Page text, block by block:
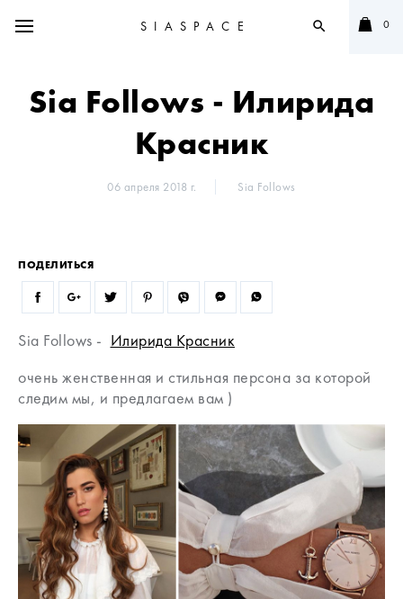
SIASPACE search 0
Sia Follows - Илирида
Красник
06 апреля 2018 г. Sia Follows
ПОДЕЛИТЬСЯ
Sia Follows - Илирида Красник
очень женственная и стильная персона за которой
следим мы, и предлагаем вам )